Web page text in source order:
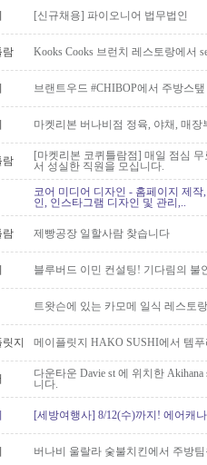
[신규채용] 파이오니어 법무법인
람 Kooks Cooks 브런치 레스토랑에서
브랜트우드 #CHIBOP에서 주방스
마켓리본 버나비점 정육, 야채, 매
람
[마켓리본 코퀴틀람점] 매일 점심
서 성실한 직원을 모십니다.
코어 미디어 디자인 - 홈페이지 제
인, 인스타그램 디자인 및 관리,..
람 제빵공장 일할사람 찾습니다
블루버드 이민 컨설팅! 기다림의 불
트왓슨에 있는 카모메 일식 레스토
지 메이플릿지 HAKO SUSHI에서 템
다운타운 Davie st 에 위치한
니다.
[세방여행사] 8/12(수)까지! 에어캐
버나비 울랄라 숯불치킨에서 주방